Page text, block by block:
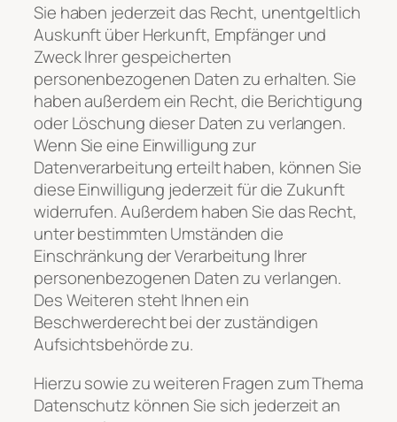
Sie haben jederzeit das Recht, unentgeltlich
Auskunft über Herkunft, Empfänger und
Zweck Ihrer gespeicherten
personenbezogenen Daten zu erhalten. Sie
haben außerdem ein Recht, die Berichtigung
oder Löschung dieser Daten zu verlangen.
Wenn Sie eine Einwilligung zur
Datenverarbeitung erteilt haben, können Sie
diese Einwilligung jederzeit für die Zukunft
widerrufen. Außerdem haben Sie das Recht,
unter bestimmten Umständen die
Einschränkung der Verarbeitung Ihrer
personenbezogenen Daten zu verlangen.
Des Weiteren steht Ihnen ein
Beschwerderecht bei der zuständigen
Aufsichtsbehörde zu.
Hierzu sowie zu weiteren Fragen zum Thema
Datenschutz können Sie sich jederzeit an